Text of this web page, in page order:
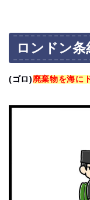
ロンドン
(ゴロ)廃棄物を海に